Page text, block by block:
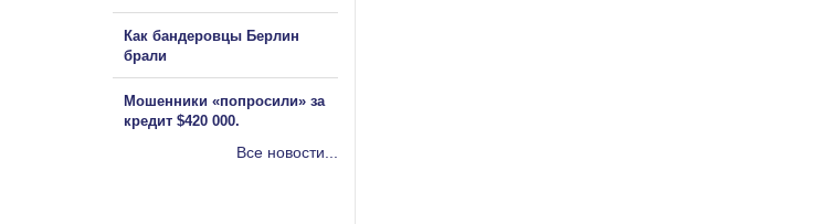
Как бандеровцы Берлин
брали
Мошенники «попросили» за
кредит $420 000.
Все новости...